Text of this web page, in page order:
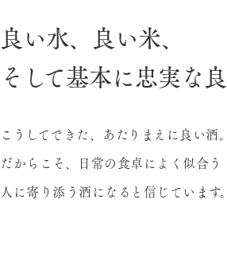
良い水、良い米、
そして基本に忠実な良
こうしてできた、あたりまえに良い酒。
だからこそ、日常の食卓によく似合う
人に寄り添う酒になると信じています。